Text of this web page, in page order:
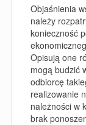
Objaśnienia
należy
konieczność
Opisują one
mogą budzić
odbiorcę
realizowanie
należności w
brak